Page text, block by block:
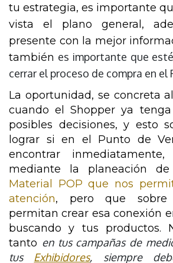
tu estrategia, es importante
vista el plano general,
presente con la mejor
también es importante que
cerrar el proceso de compra en el
La oportunidad, se concreta
cuando el Shopper ya
posibles decisiones, y esto
lograr si en el Punto de
encontrar
mediante la planeación de
Material POP que nos
atención, pero que
permitan crear esa conexión
buscando y tus productos.
tanto en tus campañas de
tus Exhibidores, siempre